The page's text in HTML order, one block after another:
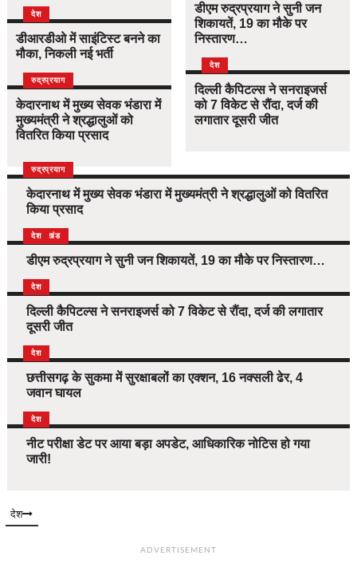
देश
डीआरडीओ में साइंटिस्ट बनने का
मौका, निकली नई भर्ती
उत्तराखंड
देश
रुद्रप्रयाग
केदारनाथ में मुख्य सेवक भंडारा में
मुख्यमंत्री ने श्रद्धालुओं को
वितरित किया प्रसाद
डीएम रुद्रप्रयाग ने सुनी जन
शिकायतें, 19 का मौके पर
निस्तारण…
देश
दिल्ली कैपिटल्स ने सनराइजर्स
को 7 विकेट से रौंदा, दर्ज की
लगातार दूसरी जीत
उत्तराखंड
देश
रुद्रप्रयाग
केदारनाथ में मुख्य सेवक भंडारा में मुख्यमंत्री ने श्रद्धालुओं को वितरित
किया प्रसाद
उत्तराखंड
देश
डीएम रुद्रप्रयाग ने सुनी जन शिकायतें, 19 का मौके पर निस्तारण…
देश
दिल्ली कैपिटल्स ने सनराइजर्स को 7 विकेट से रौंदा, दर्ज की लगातार
दूसरी जीत
देश
छत्तीसगढ़ के सुकमा में सुरक्षाबलों का एक्शन, 16 नक्सली ढेर, 4
जवान घायल
देश
नीट परीक्षा डेट पर आया बड़ा अपडेट, आधिकारिक नोटिस हो गया
जारी!
देश
ADVERTISEMENT